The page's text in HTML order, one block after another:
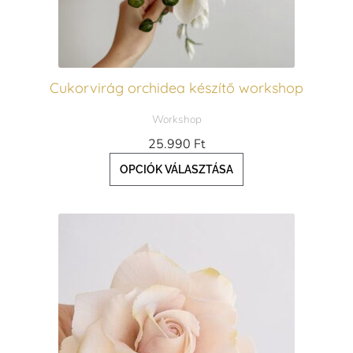
Cukorvirág orchidea készítő workshop
Workshop
25.990 Ft
OPCIÓK VÁLASZTÁSA
változatok
a
termékoldalon
választhatók
ki
terméknek
több
variációja